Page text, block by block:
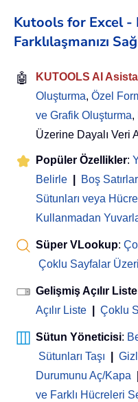
Kutools for Excel -
Farklılaşmanızı
🤖 KUTOOLS AI
Oluşturma, Özel
ve Grafik Oluşturma,
Üzerine Dayalı
Popüler Özellikler:
Belirle
Boş
Sütunları veya
Kullanmadan
Süper VLookup:
Çoklu Sayfalar
Gelişmiş Açılır Liste
Açılır Liste
Çoklu
Sütun Yöneticisi:
Sütunları Taşı
Durumunu Aç/Kapa
ve Farklı Hücreleri